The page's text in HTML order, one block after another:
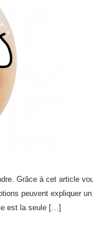
Grâce à cet article
peuvent expliquer
est la seule […]